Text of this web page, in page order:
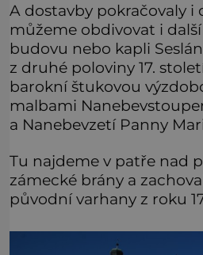
A dostavby pokračovaly i
můžeme obdivovat i
budovu nebo kapli
z druhé poloviny 17.
barokní štukovou
malbami
a Nanebevzetí Panny
Tu najdeme v patře nad
zámecké brány a
původní varhany z roku